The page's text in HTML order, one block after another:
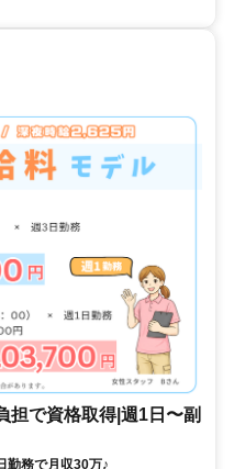
担で資格取得|週1日〜副
勤務で月収30万♪